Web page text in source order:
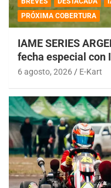
PRÓXIMA COBERTURA
IAME SERIES
fecha especial con
6 agosto, 2026 E-Kart